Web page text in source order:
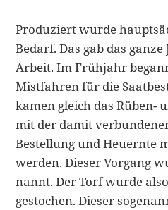
Produziert wurde
Bedarf. Das gab das
Arbeit. Im Frühjahr
Mistfahren für die
kamen gleich das Rüben-
mit der damit
Bestellung und Heu­ernte
werden. Dieser Vorgang
nannt. Der Torf wurde
gestochen. Dieser